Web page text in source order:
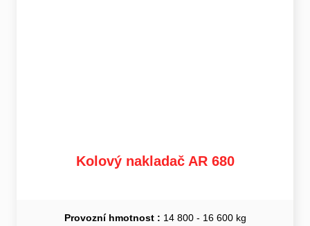
Kolový nakladač AR 680
Provozní hmotnost : 14 800 - 16 600 kg